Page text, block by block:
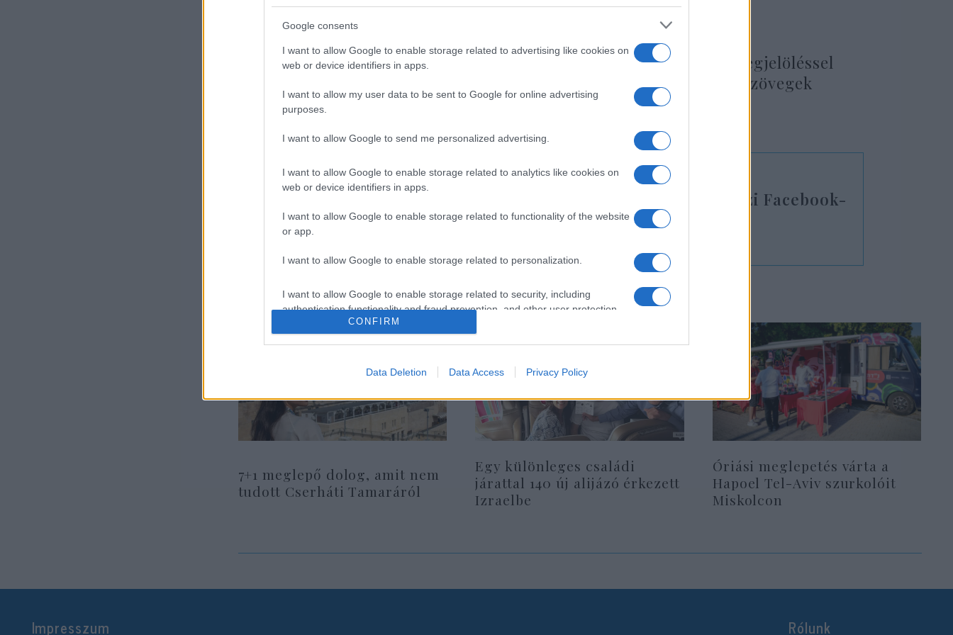
Google consents
I want to allow Google to enable storage related to advertising like cookies on
web or device identifiers in apps.
I want to allow my user data to be sent to Google for online advertising
purposes.
I want to allow Google to send me personalized advertising.
I want to allow Google to enable storage related to analytics like cookies on
web or device identifiers in apps.
I want to allow Google to enable storage related to functionality of the website
or app.
I want to allow Google to enable storage related to personalization.
I want to allow Google to enable storage related to security, including
authentication functionality and fraud prevention, and other user protection.
CONFIRM
Data Deletion Data Access Privacy Policy
Továbbá azt is bejelentették, hogy
a jövőben az oldalon elsőbbséget biztosítanak a forrásmegjelöléssel
ellátott, átlátható információknak, az újságírók által írt szövegek
közzétételének.
Izraeli cég is csatlakozott a nemzetközi Facebook-
bojkotthoz
7+1 meglepő dolog, amit nem
tudott Cserháti Tamaráról
Egy különleges családi
járattal 140 új alijázó érkezett
Izraelbe
Óriási meglepetés várta a
Hapoel Tel-Aviv szurkolóit
Miskolcon
Impresszum Rólunk